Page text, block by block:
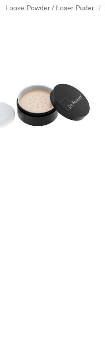
Loose Powder / Loser Puder